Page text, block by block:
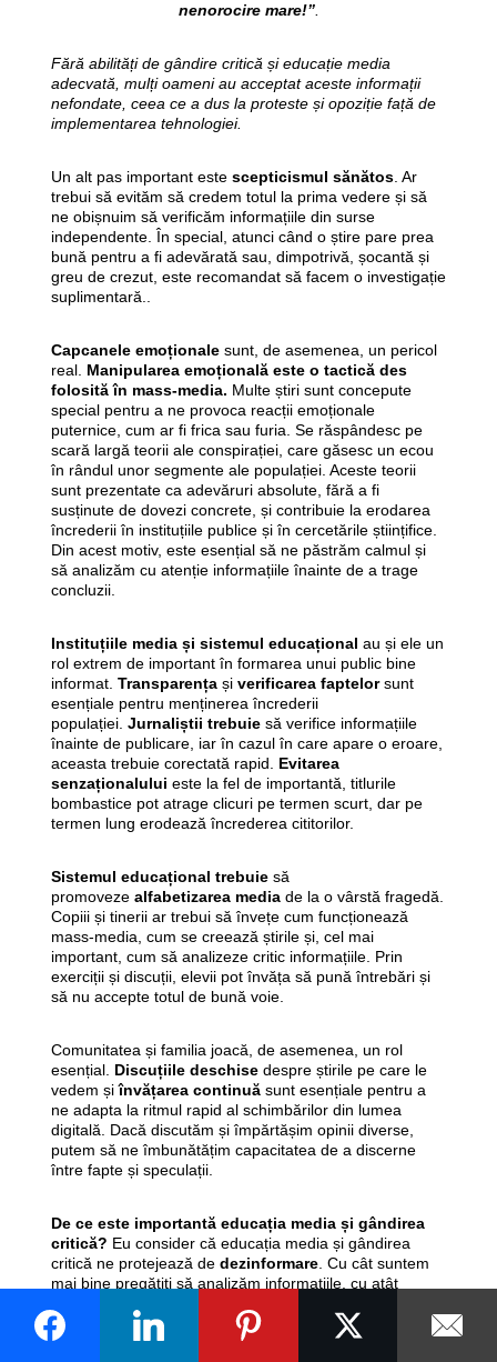
nenorocire mare!”.
Fără abilități de gândire critică și educație media
adecvată, mulți oameni au acceptat aceste informații
nefondate, ceea ce a dus la proteste și opoziție față de
implementarea tehnologiei.
Un alt pas important este scepticismul sănătos. Ar
trebui să evităm să credem totul la prima vedere și să
ne obișnuim să verificăm informațiile din surse
independente. În special, atunci când o știre pare prea
bună pentru a fi adevărată sau, dimpotrivă, șocantă și
greu de crezut, este recomandat să facem o investigație
suplimentară..
Capcanele emoționalesunt, de asemenea, un pericol
real. Manipularea emoțională este o tactică des
folosită în mass-media. Multe știri sunt concepute
special pentru a ne provoca reacții emoționale
puternice, cum ar fi frica sau furia. Se răspândesc pe
scară largă teorii ale conspirației, care găsesc un ecou
în rândul unor segmente ale populației. Aceste teorii
sunt prezentate ca adevăruri absolute, fără a fi
susținute de dovezi concrete, și contribuie la erodarea
încrederii în instituțiile publice și în cercetările științifice.
Din acest motiv, este esențial să ne păstrăm calmul și
să analizăm cu atenție informațiile înainte de a trage
concluzii.
Instituțiile media și sistemul educațional au și ele un
rol extrem de important în formarea unui public bine
informat. Transparențași verificarea faptelorsunt
esențiale pentru menținerea încrederii
populației. Jurnaliștii trebuie să verifice informațiile
înainte de publicare, iar în cazul în care apare o eroare,
aceasta trebuie corectată rapid. Evitarea
senzaționalului este la fel de importantă, titlurile
bombastice pot atrage clicuri pe termen scurt, dar pe
termen lung erodează încrederea cititorilor.
Sistemul educațional trebuiesă
promoveze alfabetizarea mediade la o vârstă fragedă.
Copiii și tinerii ar trebui să învețe cum funcționează
mass-media, cum se creează știrile și, cel mai
important, cum să analizeze critic informațiile. Prin
exerciții și discuții, elevii pot învăța să pună întrebări și
să nu accepte totul de bună voie.
Comunitatea și familia joacă, de asemenea, un rol
esențial. Discuțiile deschisedespre știrile pe care le
vedem șiînvățarea continuăsunt esențiale pentru a
ne adapta la ritmul rapid al schimbărilor din lumea
digitală. Dacă discutăm și împărtășim opinii diverse,
putem să ne îmbunătățim capacitatea de a discerne
între fapte și speculații.
De ce este importantă educația media și gândirea
critică? Eu consider că educația media și gândirea
critică ne protejează de dezinformare. Cu cât suntem
mai bine pregătiți să analizăm informațiile, cu atât
false. În plus, aceste abilități ne ajută să luăm
informate
în aspecte esențiale ale vieții, fie că este